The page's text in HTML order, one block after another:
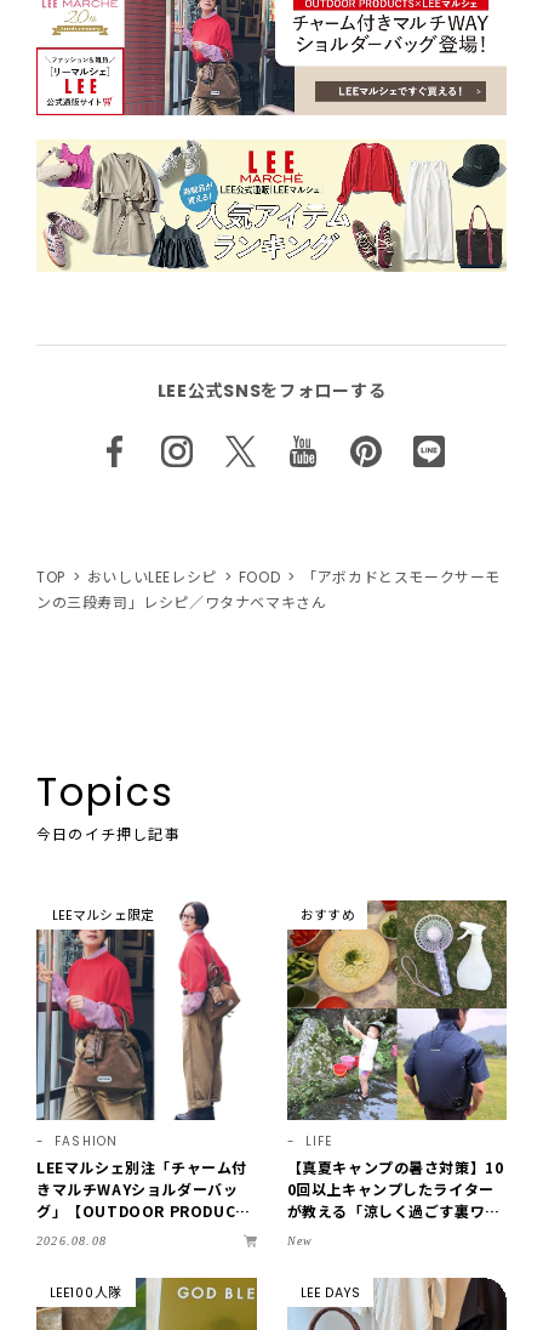
LEE公式SNSをフォローする
TOP おいしいLEEレシピ FOOD
「アボカドとスモークサーモ
ンの三段寿司」レシピ／ワタナベマキさん
Topics
今日のイチ押し記事
LEEマルシェ限定
FASHION
LEEマルシェ別注「チャーム付
きマルチWAYショルダーバッ
グ」【OUTDOOR PRODUCT
S ×LEE100人隊】第3弾はリッ
2026.08.08
おすすめ
LIFE
【真夏キャンプの暑さ対策】10
0回以上キャンプしたライター
が教える「涼しく過ごす裏ワ
ザ」8選！効果を実感したアイ
New
LEE100人隊 LEE DAYS